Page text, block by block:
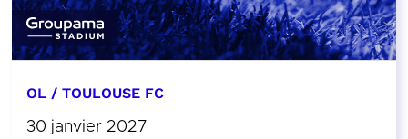
OL / TOULOUSE FC
30 janvier 2027